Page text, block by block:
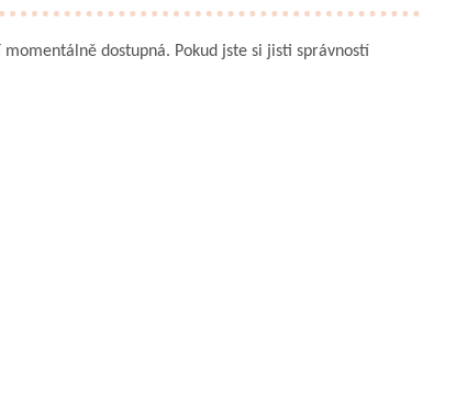
dostupná. Pokud jste si jisti správností